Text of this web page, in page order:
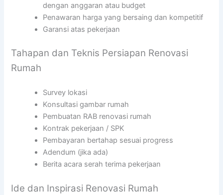
dengan anggaran atau budget
Penawaran harga yang bersaing dan kompetitif
Garansi atas pekerjaan
Tahapan dan Teknis Persiapan Renovasi
Rumah
Survey lokasi
Konsultasi gambar rumah
Pembuatan RAB renovasi rumah
Kontrak pekerjaan / SPK
Pembayaran bertahap sesuai progress
Adendum (jika ada)
Berita acara serah terima pekerjaan
Ide dan Inspirasi Renovasi Rumah